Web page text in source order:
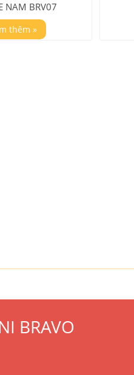
NAM BRV07
thêm »
BRAVO